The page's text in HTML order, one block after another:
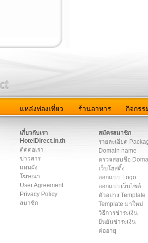
แหล่งท่องเที่ยว ร้านอาหาร กิจกรร
เกี่ยวกับเรา
HotelDirect.in.th
ติดต่อเรา
ข่าวสาร
แผนผัง
โฆษณา
User Agreement
Privacy Policy
สมาชิก
สมัครสมาชิก
รายละเอียด
Domain name
ตรวจสอบชื่อ
เว็บโฮสติ้ง
ออกแบบ Logo
ออกแบบเว็บไซต์
ตัวอย่าง Template
Template มาใหม่
วิธีการชำระเงิน
ยืนยันชำระเงิน
ต่ออายุ